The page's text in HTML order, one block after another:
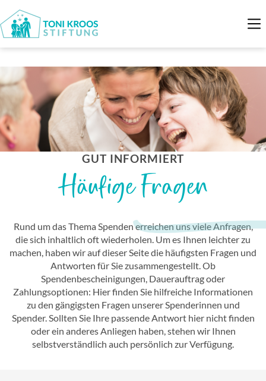
GUT INFORMIERT
Häufige Fragen
Rund um das Thema Spenden erreichen uns viele Anfragen,
die sich inhaltlich oft wiederholen. Um es Ihnen leichter zu
machen, haben wir auf dieser Seite die häufigsten Fragen und
Antworten für Sie zusammengestellt. Ob
Spendenbescheinigungen, Dauerauftrag oder
Zahlungsoptionen: Hier finden Sie hilfreiche Informationen
zu den gängigsten Fragen unserer Spenderinnen und
Spender. Sollten Sie Ihre passende Antwort hier nicht finden
oder ein anderes Anliegen haben, stehen wir Ihnen
selbstverständlich auch persönlich zur Verfügung.